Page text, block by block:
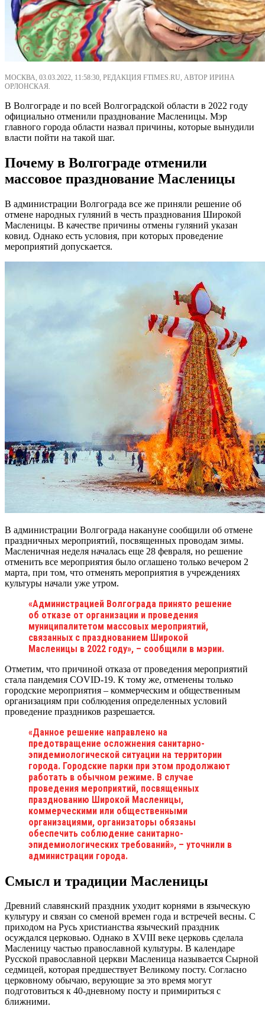
МОСКВА, 03.03.2022, 11:58:30, РЕДАКЦИЯ FTIMES.RU, АВТОР ИРИНА
ОРЛОНСКАЯ.
В Волгограде и по всей Волгоградской области в 2022 году
официально отменили празднование Масленицы. Мэр
главного города области назвал причины, которые вынудили
власти пойти на такой шаг.
Почему в Волгограде отменили
массовое празднование Масленицы
В администрации Волгограда все же приняли решение об
отмене народных гуляний в честь празднования Широкой
Масленицы. В качестве причины отмены гуляний указан
ковид. Однако есть условия, при которых проведение
мероприятий допускается.
В администрации Волгограда накануне сообщили об отмене
праздничных мероприятий, посвященных проводам зимы.
Масленичная неделя началась еще 28 февраля, но решение
отменить все мероприятия было оглашено только вечером 2
марта, при том, что отменять мероприятия в учреждениях
культуры начали уже утром.
«Администрацией Волгограда принято решение
об отказе от организации и проведения
муниципалитетом массовых мероприятий,
связанных с празднованием Широкой
Масленицы в 2022 году», – сообщили в мэрии.
Отметим, что причиной отказа от проведения мероприятий
стала пандемия COVID-19. К тому же, отменены только
городские мероприятия – коммерческим и общественным
организациям при соблюдения определенных условий
проведение праздников разрешается.
«Данное решение направлено на
предотвращение осложнения санитарно-
эпидемиологической ситуации на территории
города. Городские парки при этом продолжают
работать в обычном режиме. В случае
проведения мероприятий, посвященных
празднованию Широкой Масленицы,
коммерческими или общественными
организациями, организаторы обязаны
обеспечить соблюдение санитарно-
эпидемиологических требований», – уточнили в
администрации города.
Смысл и традиции Масленицы
Древний славянский праздник уходит корнями в языческую
культуру и связан со сменой времен года и встречей весны. С
приходом на Русь христианства языческий праздник
осуждался церковью. Однако в XVIII веке церковь сделала
Масленицу частью православной культуры. В календаре
Русской православной церкви Масленица называется Сырной
седмицей, которая предшествует Великому посту. Согласно
церковному обычаю, верующие за это время могут
подготовиться к 40-дневному посту и примириться с
ближними.